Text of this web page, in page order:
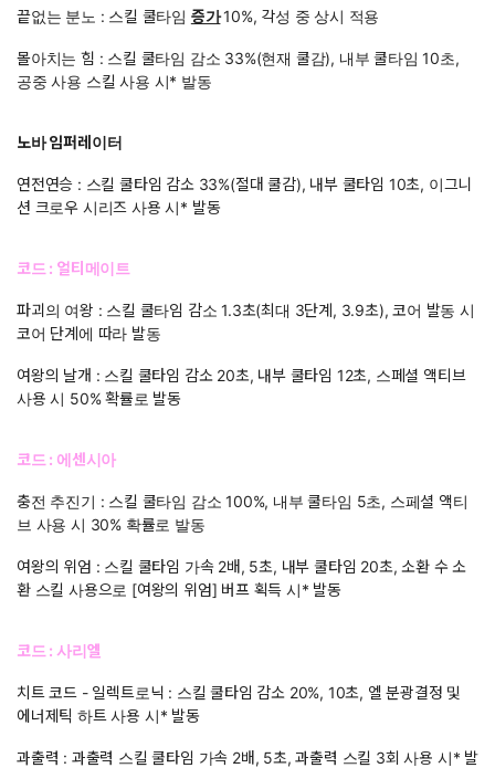
끝없는 분노 : 스킬 쿨타임 증가10%, 각성 중 상시 적용
몰아치는 힘 : 스킬 쿨타임 감소 33%(현재 쿨감), 내부 쿨타임 10초,
공중 사용 스킬 사용 시* 발동
노바 임퍼레이터
연전연승 : 스킬 쿨타임 감소 33%(절대 쿨감), 내부 쿨타임 10초, 이그니
션 크로우 시리즈 사용 시* 발동
코드 : 얼티메이트
파괴의 여왕 : 스킬 쿨타임 감소 1.3초(최대 3단계, 3.9초), 코어 발동 시
코어 단계에 따라 발동
여왕의 날개 : 스킬 쿨타임 감소 20초, 내부 쿨타임 12초, 스페셜 액티브
사용 시 50% 확률로 발동
코드 : 에센시아
충전 추진기 : 스킬 쿨타임 감소 100%, 내부 쿨타임 5초, 스페셜 액티
브 사용 시 30% 확률로 발동
여왕의 위엄 : 스킬 쿨타임 가속 2배, 5초, 내부 쿨타임 20초, 소환 수 소
환 스킬 사용으로 [여왕의 위엄] 버프 획득 시* 발동
코드 : 사리엘
치트 코드 - 일렉트로닉 : 스킬 쿨타임 감소 20%, 10초, 엘 분광결정 및
에너제틱 하트 사용 시* 발동
과출력 : 과출력 스킬 쿨타임 가속 2배, 5초, 과출력 스킬 3회 사용 시* 발